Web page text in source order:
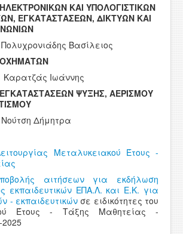
ΚΑΙ ΥΠΟΛΟΓΙΣΤΙΚΩΝ
ΕΓΚΑΤΑΣΤΑΣΕΩΝ, ΔΙΚΤΥΩΝ ΚΑΙ
Βασίλειος
Ιωάννης
ΨΥΞΗΣ, ΑΕΡΙΣΜΟΥ
Δήμητρα
Μεταλυκειακού Έτους -
αιτήσεων για εκδήλωση
εκπαιδευτικών ΕΠΑ.Λ. και Ε.Κ. για
- εκπαιδευτικών σε ειδικότητες του
Έτους - Τάξης Μαθητείας -
2025